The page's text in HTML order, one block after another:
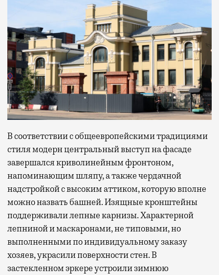
В соответствии с общеевропейскими традициями
стиля модерн центральный выступ на фасаде
завершался криволинейным фронтоном,
напоминающим шляпу, а также чердачной
надстройкой с высоким аттиком, которую вполне
можно назвать башней. Изящные кронштейны
поддерживали лепные карнизы. Характерной
лепниной и маскаронами, не типовыми, но
выполненными по индивидуальному заказу
хозяев, украсили поверхности стен. В
застекленном эркере устроили зимнюю